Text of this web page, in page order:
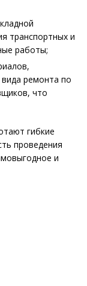
транспортных и
работы;
ремонта по
что
гибкие
проведения
и